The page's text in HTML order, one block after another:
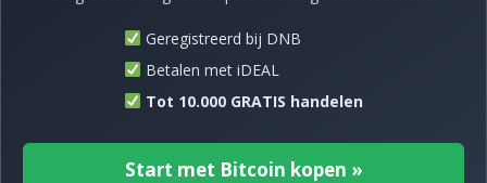
Geregistreerd bij DNB
Betalen met iDEAL
Tot 10.000 GRATIS handelen
Start met Bitcoin kopen »